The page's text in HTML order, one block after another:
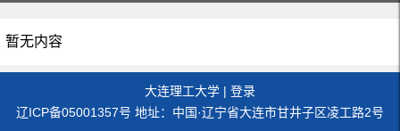
暂无内容
大连理工大学 | 登录
辽ICP备05001357号 地址：中国·辽宁省大连市甘井子区凌工路2号